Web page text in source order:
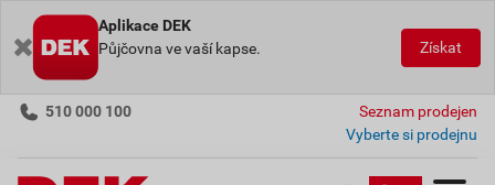
Aplikace DEK
Půjčovna ve vaší kapse.
Získat
510 000 100
Seznam prodejen
Vyberte si prodejnu